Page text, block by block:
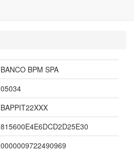
BANCO BPM SPA
05034
BAPPIT22XXX
815600E4E6DCD2D25E30
0000009722490969